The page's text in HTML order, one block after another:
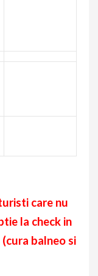
care nu
la check in
balneo si